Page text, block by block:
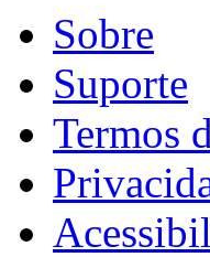
Sobre
Suporte
Termos